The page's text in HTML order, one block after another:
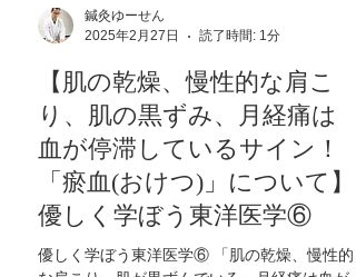
鍼灸ゆーせん
2025年2月27日
読了時間: 1分
【肌の乾燥、慢性的な肩こ
り、肌の黒ずみ、月経痛は
血が停滞しているサイン！
「瘀血(おけつ)」について】